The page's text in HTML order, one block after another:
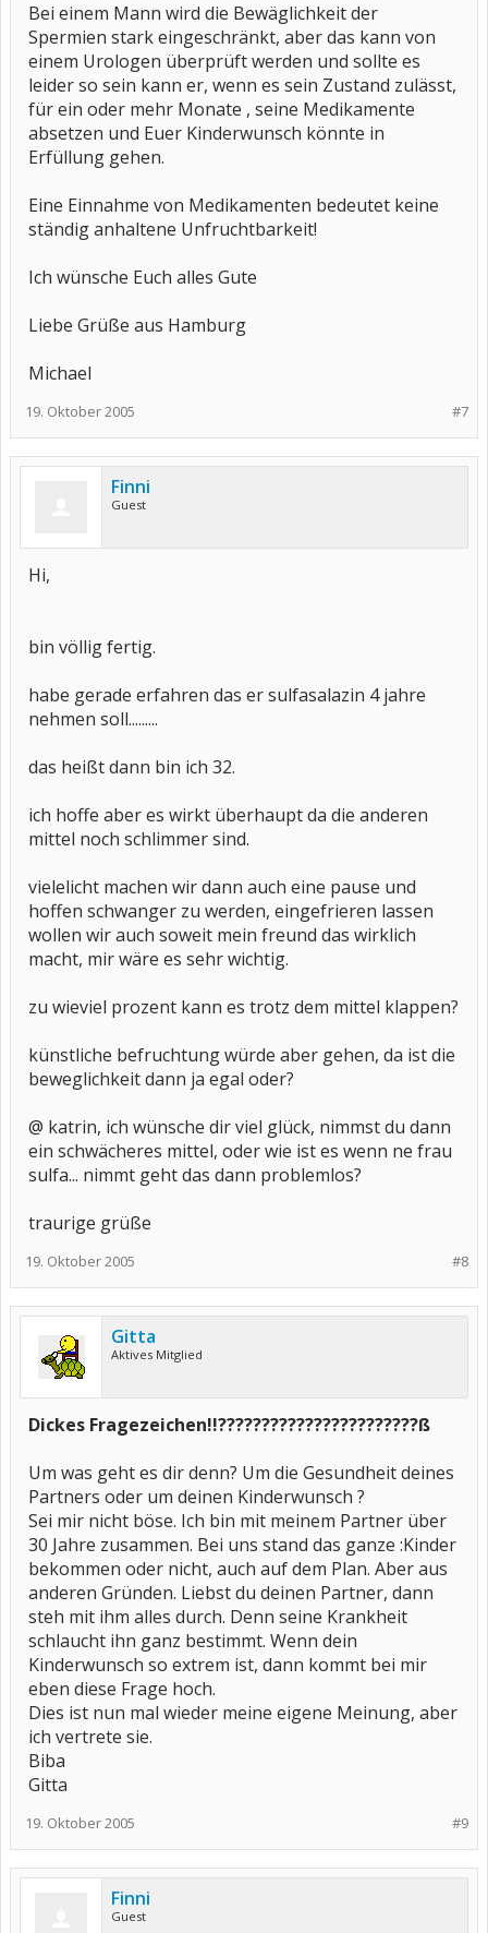
Bei einem Mann wird die Bewäglichkeit der
Spermien stark eingeschränkt, aber das kann von
einem Urologen überprüft werden und sollte es
leider so sein kann er, wenn es sein Zustand zulässt,
für ein oder mehr Monate , seine Medikamente
absetzen und Euer Kinderwunsch könnte in
Erfüllung gehen.
Eine Einnahme von Medikamenten bedeutet keine
ständig anhaltene Unfruchtbarkeit!
Ich wünsche Euch alles Gute
Liebe Grüße aus Hamburg
Michael
#7
19. Oktober 2005
Finni
Guest
Hi,
bin völlig fertig.
habe gerade erfahren das er sulfasalazin 4 jahre
nehmen soll.........
das heißt dann bin ich 32.
ich hoffe aber es wirkt überhaupt da die anderen
mittel noch schlimmer sind.
vielelicht machen wir dann auch eine pause und
hoffen schwanger zu werden, eingefrieren lassen
wollen wir auch soweit mein freund das wirklich
macht, mir wäre es sehr wichtig.
zu wieviel prozent kann es trotz dem mittel klappen?
künstliche befruchtung würde aber gehen, da ist die
beweglichkeit dann ja egal oder?
@ katrin, ich wünsche dir viel glück, nimmst du dann
ein schwächeres mittel, oder wie ist es wenn ne frau
sulfa... nimmt geht das dann problemlos?
traurige grüße
#8
19. Oktober 2005
Gitta
Aktives Mitglied
Dickes Fragezeichen!!???????????????????????ß
Um was geht es dir denn? Um die Gesundheit deines
Partners oder um deinen Kinderwunsch ?
Sei mir nicht böse. Ich bin mit meinem Partner über
30 Jahre zusammen. Bei uns stand das ganze :Kinder
bekommen oder nicht, auch auf dem Plan. Aber aus
anderen Gründen. Liebst du deinen Partner, dann
steh mit ihm alles durch. Denn seine Krankheit
schlaucht ihn ganz bestimmt. Wenn dein
Kinderwunsch so extrem ist, dann kommt bei mir
eben diese Frage hoch.
Dies ist nun mal wieder meine eigene Meinung, aber
ich vertrete sie.
Biba
Gitta
#9
19. Oktober 2005
Finni
Guest